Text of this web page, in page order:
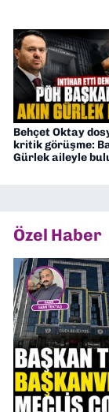
Behçet Oktay
kritik görüşme:
Gürlek aileyle
Özel Haber